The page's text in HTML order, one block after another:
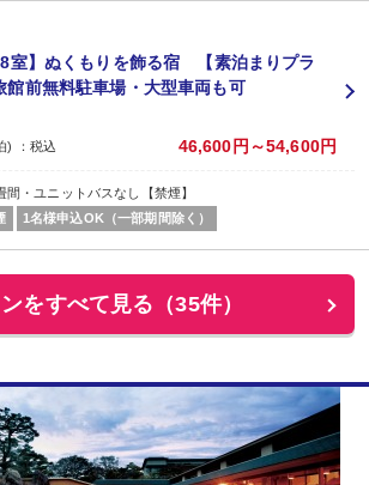
室】ぬくもりを飾る宿 【素泊まりプラ
館前無料駐車場・大型車両も可
) ：税込 46,600円～54,600円
・ユニットバスなし【禁煙】
1名様申込OK（一部期間除く）
をすべて見る（35件）